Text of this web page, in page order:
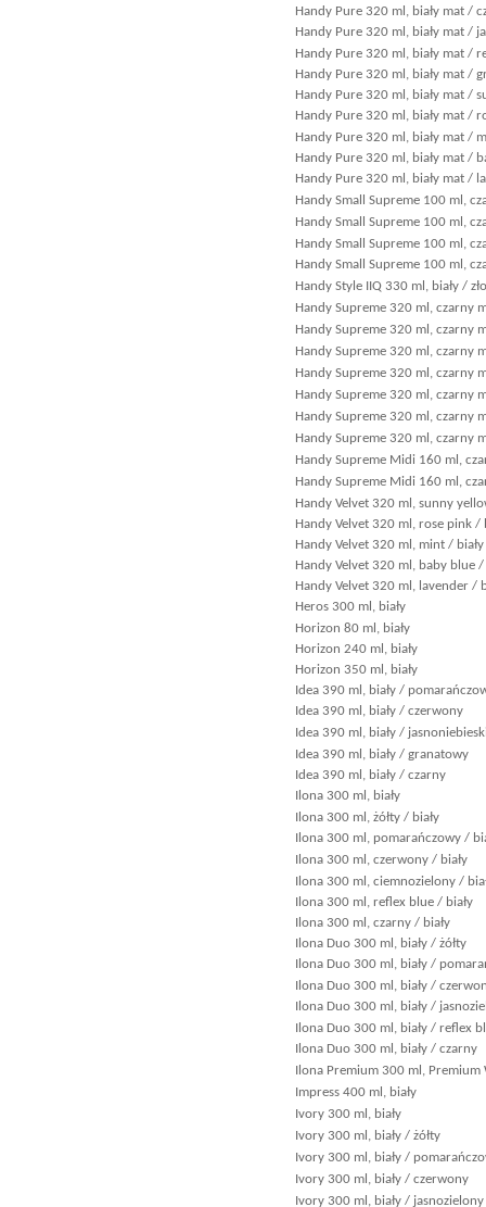
Handy Pure 320 ml, biały mat /
Handy Pure 320 ml, biały mat /
Handy Pure 320 ml, biały mat /
Handy Pure 320 ml, biały mat /
Handy Pure 320 ml, biały mat /
Handy Pure 320 ml, biały mat /
Handy Pure 320 ml, biały mat /
Handy Pure 320 ml, biały mat /
Handy Pure 320 ml, biały mat /
Handy Small Supreme 100 ml,
Handy Small Supreme 100 ml,
Handy Small Supreme 100 ml,
Handy Small Supreme 100 ml,
Handy Style IIQ 330 ml, biały /
Handy Supreme 320 ml, czarny
Handy Supreme 320 ml, czarny
Handy Supreme 320 ml, czarny
Handy Supreme 320 ml, czarny
Handy Supreme 320 ml, czarny
Handy Supreme 320 ml, czarny
Handy Supreme 320 ml, czarny
Handy Supreme Midi 160 ml,
Handy Supreme Midi 160 ml,
Handy Velvet 320 ml, sunny
Handy Velvet 320 ml, rose pink /
Handy Velvet 320 ml, mint / biały
Handy Velvet 320 ml, baby blue /
Handy Velvet 320 ml, lavender /
Heros 300 ml, biały
Horizon 80 ml, biały
Horizon 240 ml, biały
Horizon 350 ml, biały
Idea 390 ml, biały /
Idea 390 ml, biały / czerwony
Idea 390 ml, biały /
Idea 390 ml, biały / granatowy
Idea 390 ml, biały / czarny
Ilona 300 ml, biały
Ilona 300 ml, żółty / biały
Ilona 300 ml, pomarańczowy /
Ilona 300 ml, czerwony / biały
Ilona 300 ml, ciemnozielony /
Ilona 300 ml, reflex blue / biały
Ilona 300 ml, czarny / biały
Ilona Duo 300 ml, biały / żółty
Ilona Duo 300 ml, biały /
Ilona Duo 300 ml, biały /
Ilona Duo 300 ml, biały /
Ilona Duo 300 ml, biały / reflex
Ilona Duo 300 ml, biały / czarny
Ilona Premium 300 ml, Premium
Impress 400 ml, biały
Ivory 300 ml, biały
Ivory 300 ml, biały / żółty
Ivory 300 ml, biały /
Ivory 300 ml, biały / czerwony
Ivory 300 ml, biały / jasnozielony